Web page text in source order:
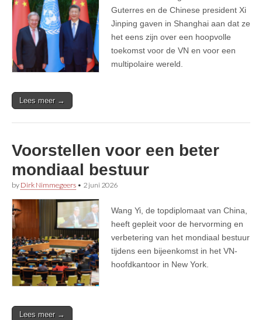
Guterres en de Chinese president Xi
Jinping gaven in Shanghai aan dat ze
het eens zijn over een hoopvolle
toekomst voor de VN en voor een
multipolaire wereld.
Lees meer →
Voorstellen voor een beter
mondiaal bestuur
by Dirk Nimmegeers • 2 juni 2026
Wang Yi, de topdiplomaat van China,
heeft gepleit voor de hervorming en
verbetering van het mondiaal bestuur
tijdens een bijeenkomst in het VN-
hoofdkantoor in New York.
Lees meer →